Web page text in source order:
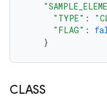
"TYPE" :
"FLAG" :
}
CLASS